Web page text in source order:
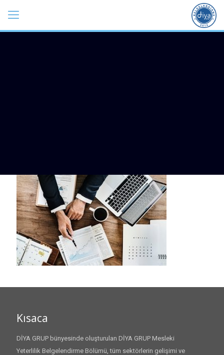
Kısaca
DİYA GRUP bünyesinde oluşturulan DİYA GRUP Mesleki
Yeterlilik Belgelendirme Bölümü, tüm sektörlerin gelişimi ve